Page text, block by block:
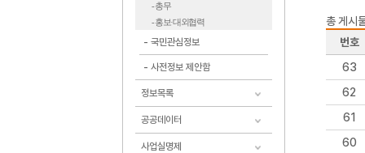
- 총무
- 홍보·대외협력
국민관심정보
사전정보 제안함
정보목록
공공데이터
사업실명제
총 게시
번호
63
62
61
60